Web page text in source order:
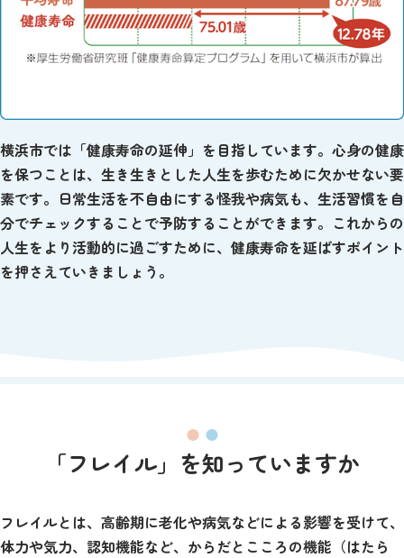
横浜市では「健康寿命の延伸」を目指しています。心身の健康
を保つことは、生き生きとした人生を歩むために欠かせない要
素です。日常生活を不自由にする怪我や病気も、生活習慣を自
分でチェックすることで予防することができます。これからの
人生をより活動的に過ごすために、健康寿命を延ばすポイント
を押さえていきましょう。
「フレイル」を知っていますか
フレイルとは、高齢期に老化や病気などによる影響を受けて、
体力や気力、認知機能など、からだとこころの機能（はたら